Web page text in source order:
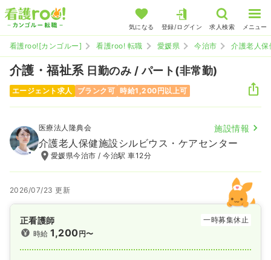
気になる 登録/ログイン 求人検索 メニュー
看護roo![カンゴルー] 看護roo! 転職 愛媛県 今治市 介護老人
介護・福祉系 日勤のみ / パート(非常勤)
エージェント求人 ブランク可 時給1,200円以上可
医療法人隆典会 施設情報
介護老人保健施設シルビウス・ケアセンター
愛媛県今治市 / 今治駅 車12分
2026/07/23 更新
正看護師
一時募集休止
時給1,200円〜